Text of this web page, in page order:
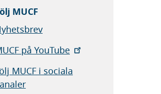
MUCF
på YouTube
MUCF i sociala